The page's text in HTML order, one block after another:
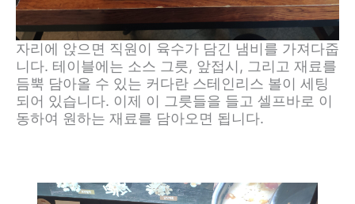
자리에 앉으면 직원이 육수가 담긴 냄비를 가져다줍
니다. 테이블에는 소스 그릇, 앞접시, 그리고 재료를
듬뿍 담아올 수 있는 커다란 스테인리스 볼이 세팅
되어 있습니다. 이제 이 그릇들을 들고 셀프바로 이
동하여 원하는 재료를 담아오면 됩니다.